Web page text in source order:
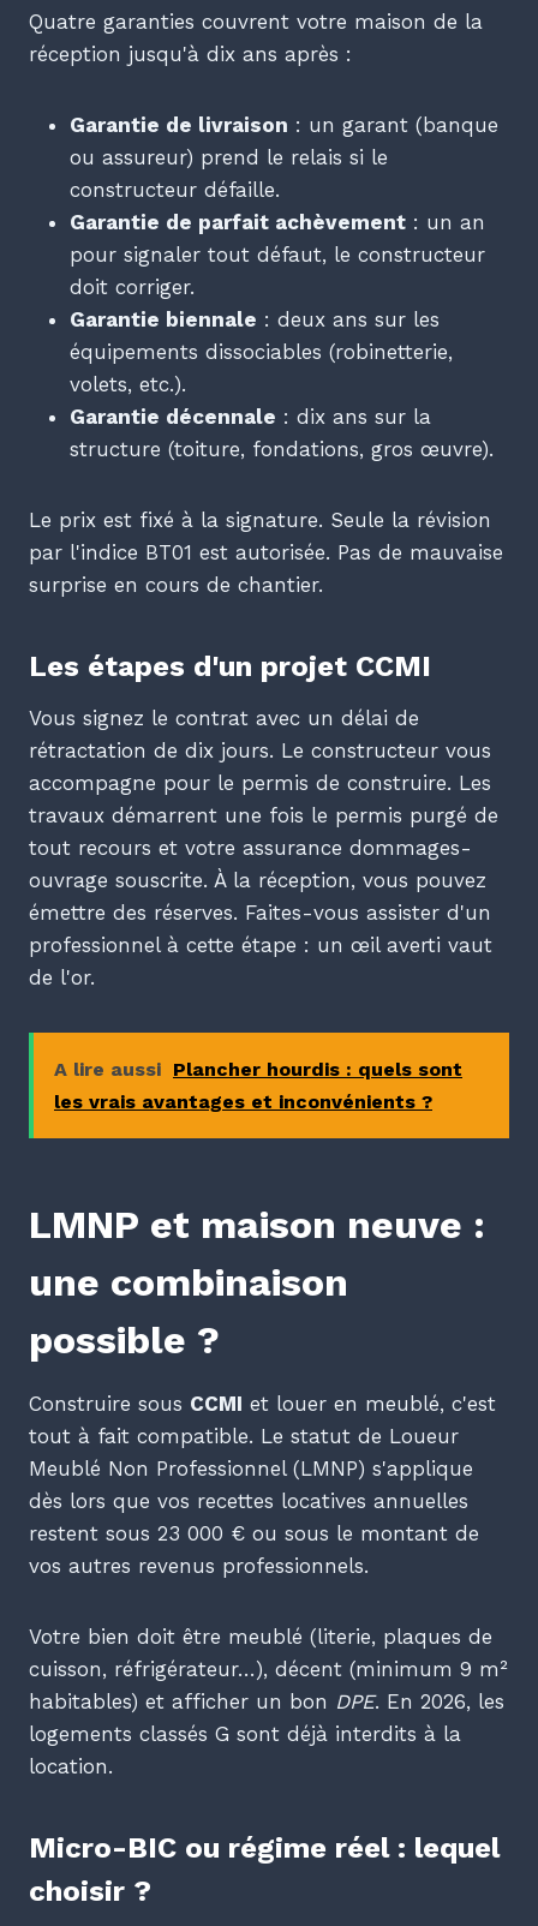
Quatre garanties couvrent votre maison de la
réception jusqu'à dix ans après :
Garantie de livraison : un garant (banque
ou assureur) prend le relais si le
constructeur défaille.
Garantie de parfait achèvement : un an
pour signaler tout défaut, le constructeur
doit corriger.
Garantie biennale : deux ans sur les
équipements dissociables (robinetterie,
volets, etc.).
Garantie décennale : dix ans sur la
structure (toiture, fondations, gros œuvre).
Le prix est fixé à la signature. Seule la révision
par l'indice BT01 est autorisée. Pas de mauvaise
surprise en cours de chantier.
Les étapes d'un projet CCMI
Vous signez le contrat avec un délai de
rétractation de dix jours. Le constructeur vous
accompagne pour le permis de construire. Les
travaux démarrent une fois le permis purgé de
tout recours et votre assurance dommages-
ouvrage souscrite. À la réception, vous pouvez
émettre des réserves. Faites-vous assister d'un
professionnel à cette étape : un œil averti vaut
de l'or.
A lire aussi Plancher hourdis : quels sont
les vrais avantages et inconvénients ?
LMNP et maison neuve :
une combinaison
possible ?
Construire sous CCMI et louer en meublé, c'est
tout à fait compatible. Le statut de Loueur
Meublé Non Professionnel (LMNP) s'applique
dès lors que vos recettes locatives annuelles
restent sous 23 000 € ou sous le montant de
vos autres revenus professionnels.
Votre bien doit être meublé (literie, plaques de
cuisson, réfrigérateur…), décent (minimum 9 m²
habitables) et afficher un bon DPE. En 2026, les
logements classés G sont déjà interdits à la
location.
Micro-BIC ou régime réel : lequel
choisir ?